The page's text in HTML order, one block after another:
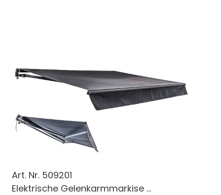
Art. Nr. 509201
Elektrische Gelenkarmmarkise ...